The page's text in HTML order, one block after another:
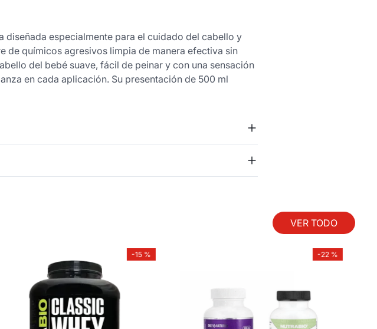
diseñada especialmente para el cuidado del cabello y
de químicos agresivos limpia de manera efectiva sin
del bebé suave, fácil de peinar y con una sensación
en cada aplicación. Su presentación de 500 ml
VER TODO
-15 % -22 %